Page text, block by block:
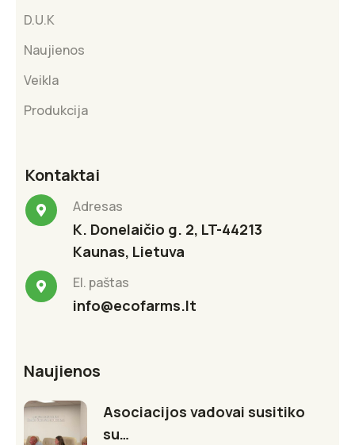
D.U.K
Naujienos
Veikla
Produkcija
Kontaktai
Adresas
K. Donelaičio g. 2, LT-44213
Kaunas, Lietuva
El. paštas
info@ecofarms.lt
Naujienos
Asociacijos vadovai susitiko
su…